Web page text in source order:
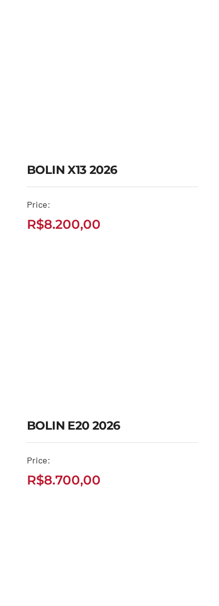
R$8.200,00
BOLIN X13 2026
Price:
R$8.200,00
R$8.700,00
BOLIN E20 2026
Price:
R$8.700,00